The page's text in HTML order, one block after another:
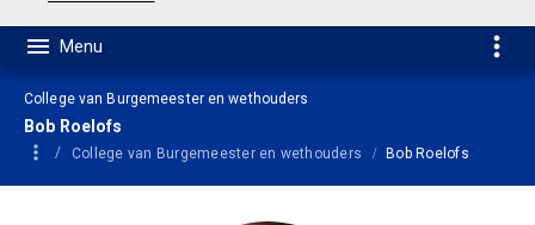
College van Burgemeester en wethouders
Bob Roelofs
College van Burgemeester en wethouders Bob Roelofs